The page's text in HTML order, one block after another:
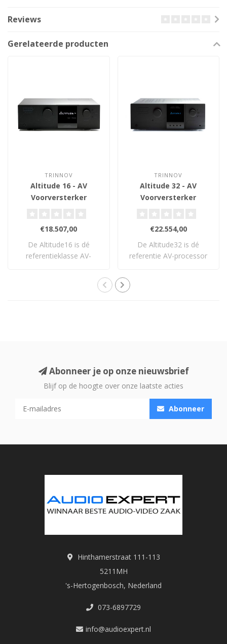
Reviews
Gerelateerde producten
TRINNOV
Altitude 16 - AV
Voorversterker
€18.507,00
De Altitude16 is dé
referentieklasse AV-
TRINNOV
Altitude 32 - AV
Voorversterker
€22.554,00
De Altitude32 is dé
referentie AV-processor
Abonneer je op onze nieuwsbrief
Blijf op de hoogte over onze laatste acties
Abonneer
Hinthamerstraat 111-113
5211MH
's-Hertogenbosch, Nederland
073-6897729
info@audioexpert.nl